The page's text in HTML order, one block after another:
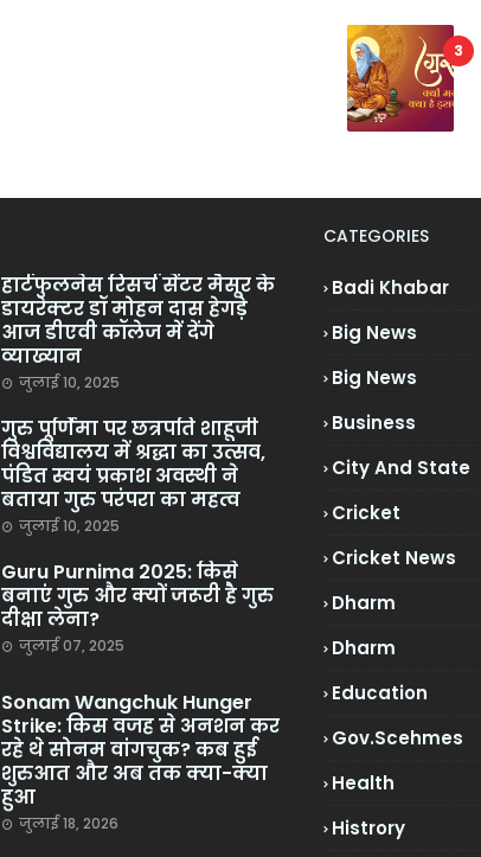
हार्टफुलनेस रिसर्च सेंटर मैसूर के
डायरेक्टर डॉ मोहन दास हेगड़े
आज डीएवी कॉलेज में देंगे
व्याख्यान
जुलाई 10, 2025
गुरु पूर्णिमा पर छत्रपति शाहूजी
विश्वविद्यालय में श्रद्धा का उत्सव,
पंडित स्वयं प्रकाश अवस्थी ने
बताया गुरु परंपरा का महत्व
जुलाई 10, 2025
Guru Purnima 2025: किसे
बनाएं गुरु और क्यों जरूरी है गुरु
दीक्षा लेना?
जुलाई 07, 2025
Sonam Wangchuk Hunger
Strike: किस वजह से अनशन कर
रहे थे सोनम वांगचुक? कब हुई
शुरुआत और अब तक क्या-क्या
हुआ
जुलाई 18, 2026
CATEGORIES
Badi Khabar
Big News
Big News
Business
City And State
Cricket
Cricket News
Dharm
Dharm
Education
Gov.scehmes
Health
Histrory